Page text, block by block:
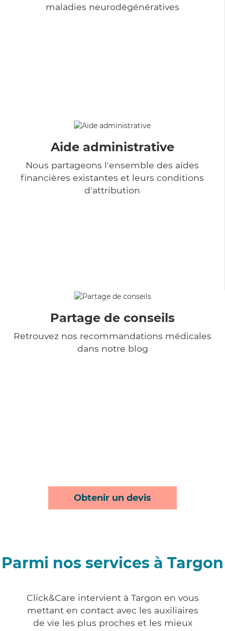
maladies neurodégénératives
Aide administrative
Nous partageons l'ensemble des aides
financières existantes et leurs conditions
d'attribution
Partage de conseils
Retrouvez nos recommandations médicales
dans notre blog
Obtenir un devis
Parmi nos services à Targon
Click&Care intervient à Targon en vous
mettant en contact avec les auxiliaires
de vie les plus proches et les mieux